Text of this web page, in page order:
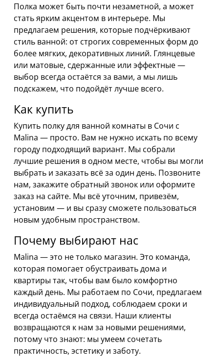
Полка может быть почти незаметной, а может
стать ярким акцентом в интерьере. Мы
предлагаем решения, которые подчёркивают
стиль ванной: от строгих современных форм до
более мягких, декоративных линий. Глянцевые
или матовые, сдержанные или эффектные —
выбор всегда остаётся за вами, а мы лишь
подскажем, что подойдёт лучше всего.
Как купить
Купить полку для ванной комнаты в Сочи с
Malina — просто. Вам не нужно искать по всему
городу подходящий вариант. Мы собрали
лучшие решения в одном месте, чтобы вы могли
выбрать и заказать всё за один день. Позвоните
нам, закажите обратный звонок или оформите
заказ на сайте. Мы всё уточним, привезём,
установим — и вы сразу сможете пользоваться
новым удобным пространством.
Почему выбирают нас
Malina — это не только магазин. Это команда,
которая помогает обустраивать дома и
квартиры так, чтобы вам было комфортно
каждый день. Мы работаем по Сочи, предлагаем
индивидуальный подход, соблюдаем сроки и
всегда остаёмся на связи. Наши клиенты
возвращаются к нам за новыми решениями,
потому что знают: мы умеем сочетать
практичность, эстетику и заботу.